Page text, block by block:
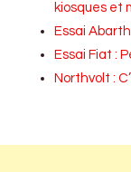
kiosques et
Essai
Essai Fiat :
Northvolt :